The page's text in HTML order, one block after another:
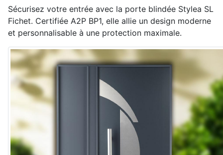
Sécurisez votre entrée avec la porte blindée Stylea SL
Fichet. Certifiée A2P BP1, elle allie un design moderne
et personnalisable à une protection maximale.